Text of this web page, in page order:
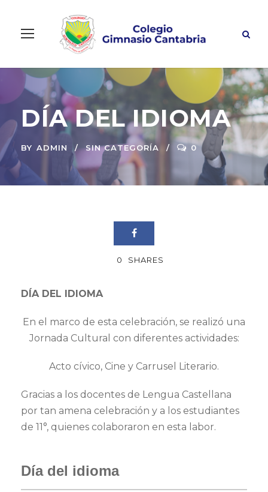
DÍA DEL IDIOMA
BY ADMIN SIN CATEGORÍA 0
0 SHARES
DÍA DEL IDIOMA
En el marco de esta celebración, se realizó una
Jornada Cultural con diferentes actividades:
Acto cívico, Cine y Carrusel Literario.
Gracias a los docentes de Lengua Castellana
por tan amena celebración y a los estudiantes
de 11°, quienes colaboraron en esta labor.
Día del idioma